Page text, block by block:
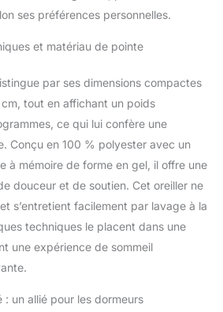
des centaines de canaux
en plein air pour une
la grille Purple vous
au frais toute la nuit.
Ultra durable : la grille
Purple est ultra durable,
après nuit, et est prête à
affronter toutes les
siestes qui se
présenteront. Livré avec
Taille standard –
Dimensions de l'oreiller :
Instructions d'entretien :
ses préférences personnelles.
et matériau de pointe
par ses dimensions compactes
tout en affichant un poids
ce qui lui confère une
Conçu en 100 % polyester avec un
à mémoire de forme en gel, il offre une
douceur et de soutien. Cet oreiller ne
s’entretient facilement par lavage à la
techniques le placent dans une
une expérience de sommeil
un allié pour les dormeurs